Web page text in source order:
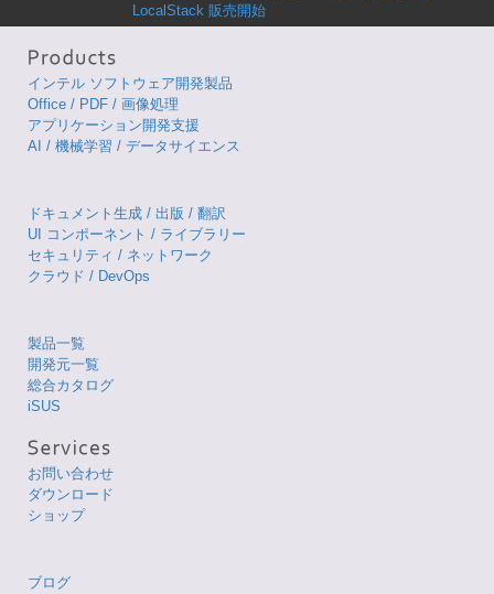
LocalStack 販売開始
インテル ソフトウェア開発製品
Office / PDF / 画像処理
アプリケーション開発支援
AI / 機械学習 / データサイエンス
ドキュメント生成 / 出版 / 翻訳
UI コンポーネント / ライブラリー
セキュリティ / ネットワーク
クラウド / DevOps
製品一覧
開発元一覧
総合カタログ
iSUS
お問い合わせ
ダウンロード
ショップ
ブログ